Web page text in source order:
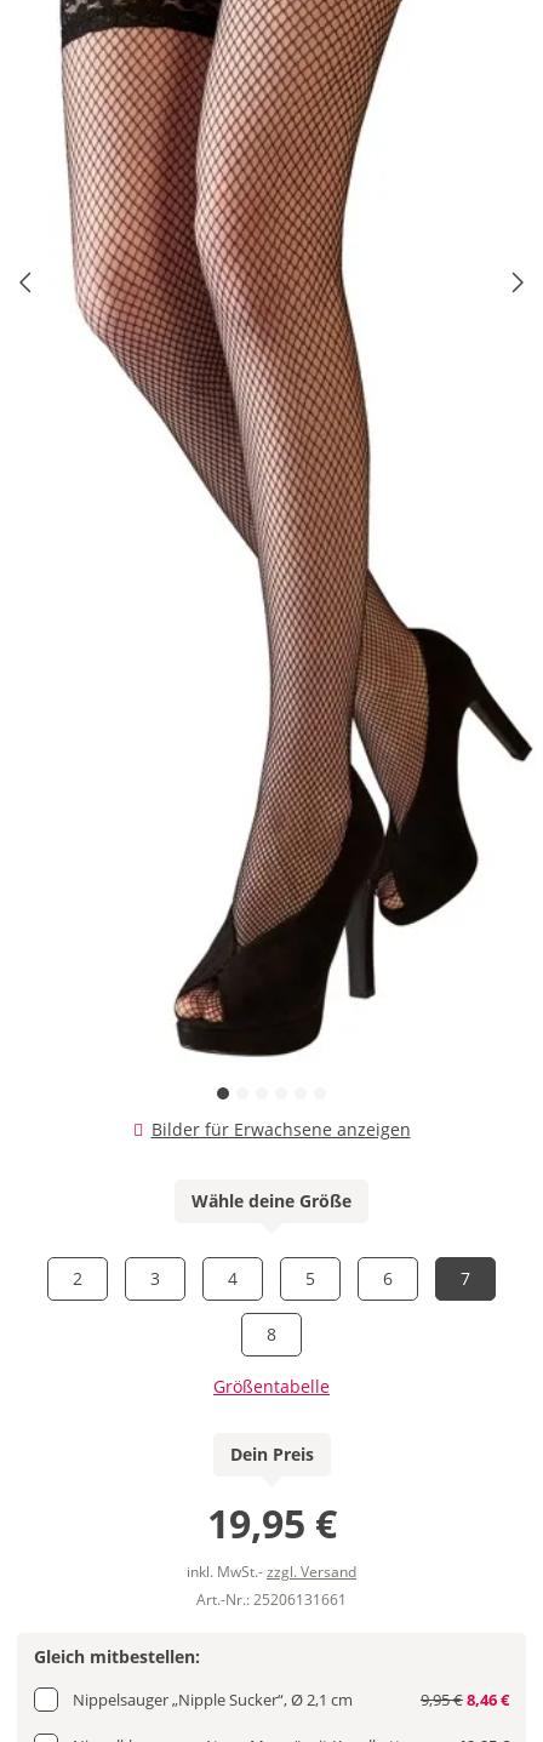
Bilder für Erwachsene anzeigen
Wähle deine Größe
2 3 4 5 6 7
8
Größentabelle
Dein Preis
19,95 €
inkl. MwSt.-zzgl. Versand
Art.-Nr.: 25206131661
Gleich mitbestellen:
Nippelsauger „Nipple Sucker“, Ø 2,1 cm 9,95 €8,46 €